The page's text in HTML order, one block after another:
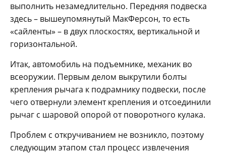
выполнить незамедлительно. Передняя подвеска
здесь – вышеупомянутый МакФерсон, то есть
«сайленты» – в двух плоскостях, вертикальной и
горизонтальной.
Итак, автомобиль на подъемнике, механик во
всеоружии. Первым делом выкрутили болты
крепления рычага к подрамнику подвески, после
чего отвернули элемент крепления и отсоединили
рычаг с шаровой опорой от поворотного кулака.
Проблем с откручиванием не возникло, поэтому
следующим этапом стал процесс извлечения